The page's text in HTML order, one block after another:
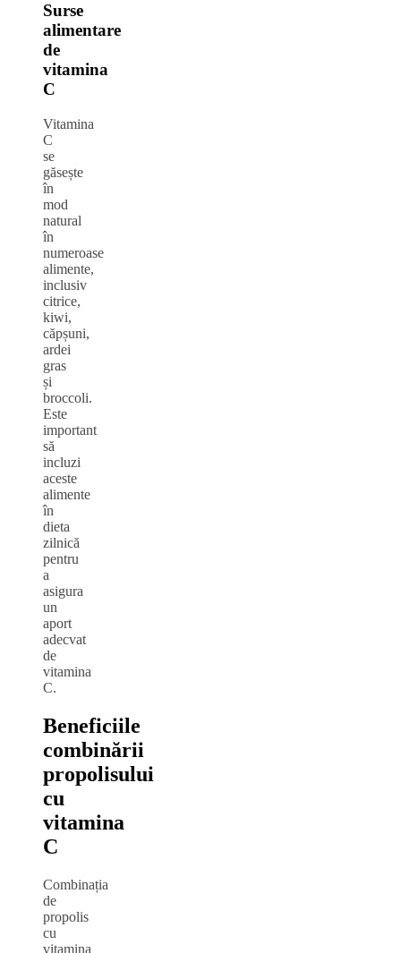
Surse
alimentare
de
vitamina
C
Vitamina
C
se
găsește
în
mod
natural
în
numeroase
alimente,
inclusiv
citrice,
kiwi,
căpșuni,
ardei
gras
și
broccoli.
Este
important
să
incluzi
aceste
alimente
în
dieta
zilnică
pentru
a
asigura
un
aport
adecvat
de
vitamina
C.
Beneficiile
combinării
propolisului
cu
vitamina
C
Combinația
de
propolis
cu
vitamina